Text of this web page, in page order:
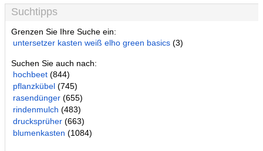
Suchtipps
Grenzen Sie Ihre Suche ein:
untersetzer kasten weiß elho green basics (3)
Suchen Sie auch nach:
hochbeet (844)
pflanzkübel (745)
rasendünger (655)
rindenmulch (483)
drucksprüher (663)
blumenkasten (1084)